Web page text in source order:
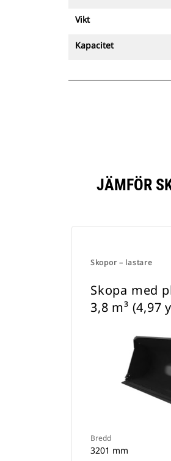
Vikt
Kapacitet
JÄMFÖR
Skopor – lastare
Skopa med
3,8 m³ (4,97
Bredd
3201 mm